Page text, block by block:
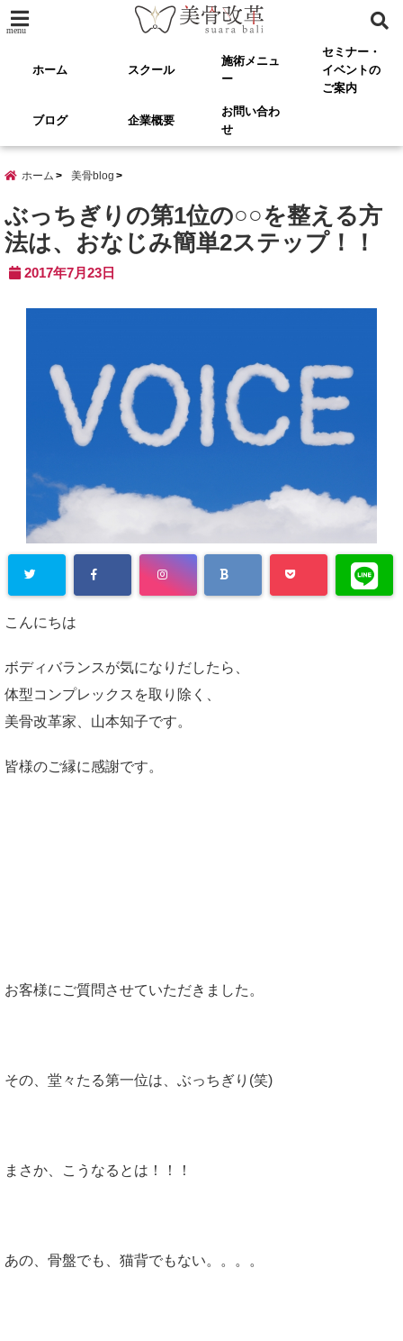
menu
ホーム スクール
施術メニュ
ー
セミナー・
イベントの
ご案内
ブログ 企業概要
お問い合わ
せ
ホーム 美骨blog
ぶっちぎりの第1位の○○を整える方
法は、おなじみ簡単2ステップ！！
2017年7月23日
defined array
in/home/plu
s1state/suar
ublic_html/w
こんにちは
ボディバランスが気になりだしたら、
体型コンプレックスを取り除く、
美骨改革家、山本知子です。
皆様のご縁に感謝です。
お客様にご質問させていただきました。
その、堂々たる第一位は、ぶっちぎり(笑)
まさか、こうなるとは！！！
あの、骨盤でも、猫背でもない。。。。